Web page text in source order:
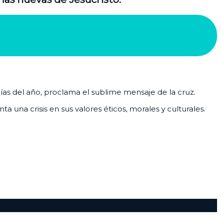
del año, proclama el sublime mensaje de la cruz.
una crisis en sus valores éticos, morales y culturales.